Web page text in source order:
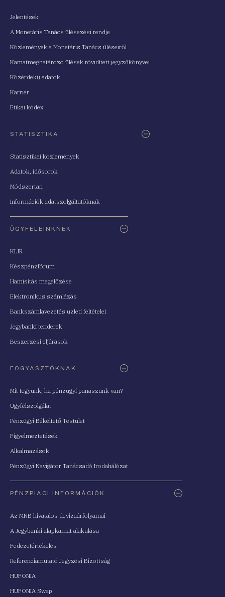
Jelentések
A Monetáris Tanács ülésezési rendje
Közlemények a Monetáris Tanács üléseiről
Kamatmeghatározó ülések rövidített jegyzőkönyvei
Közérdekű adatok
Karrier
Etikai kódex
STATISZTIKA
Statisztikai közlemények
Adatok, idősorok
Módszertan
Információk adatszolgáltatóknak
ÜGYFELEINKNEK
KLIR
Készpénzfórum
Hamisítás megelőzése
Elektronikus számlázás
Bankszámlavezetés üzleti feltételei
Jegybanki tenderek
Beszerzési eljárások
FOGYASZTÓKNAK
Mit tegyünk, ha pénzügyi panaszunk van?
Ügyfélszolgálat
Pénzügyi Békéltető Testület
Figyelmeztetések
Alkalmazások
Pénzügyi Navigátor Tanácsadó Irodahálózat
PÉNZPIACI INFORMÁCIÓK
Az MNB hivatalos devizaárfolyamai
A Jegybanki alapkamat alakulása
Fedezetértékelés
Referenciamutató Jegyzési Bizottság
HUFONIA
HUFONIA Swap